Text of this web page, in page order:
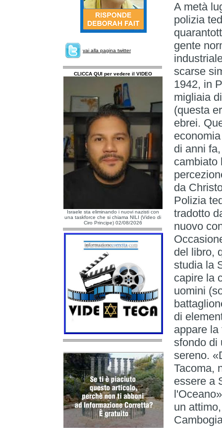
vai alla pagina twitter
CLICCA QUI per vedere il VIDEO
Israele sta eliminando i nuovi nazisti con
una taskforce che si chiama NILI (Video di
Ciro Principe) 02/08/2026
A metà
polizia
gente
scarse
1942, in
migliaia
(questa
ebrei.
di anni
cambiato
da
Polizia
tradotto
nuovo
del libro,
studia la
capire la
uomini
di
appare
sfondo di
sereno.
Tacoma,
essere a
un